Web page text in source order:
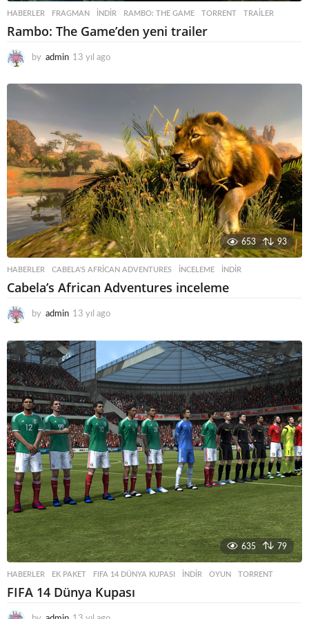
HABERLER FRAGMAN INDIR ,RAMBO: THE GAME ,TORRENT ,TRAILER
Rambo: The Game’den yeni trailer
by admin 13 yıl ago
y
g
653 93
HABERLER CABELA'S AFRICAN ADVENTURES INCELEME INDIR
Cabela’s African Adventures inceleme
by admin 13 yıl ago
y
l
a
g
o
635 79
HABERLER EK PAKET ,FIFA 14 DÜNYA KUPASI INDIR ,OYUN ,TORRENT
FIFA 14 Dünya Kupası